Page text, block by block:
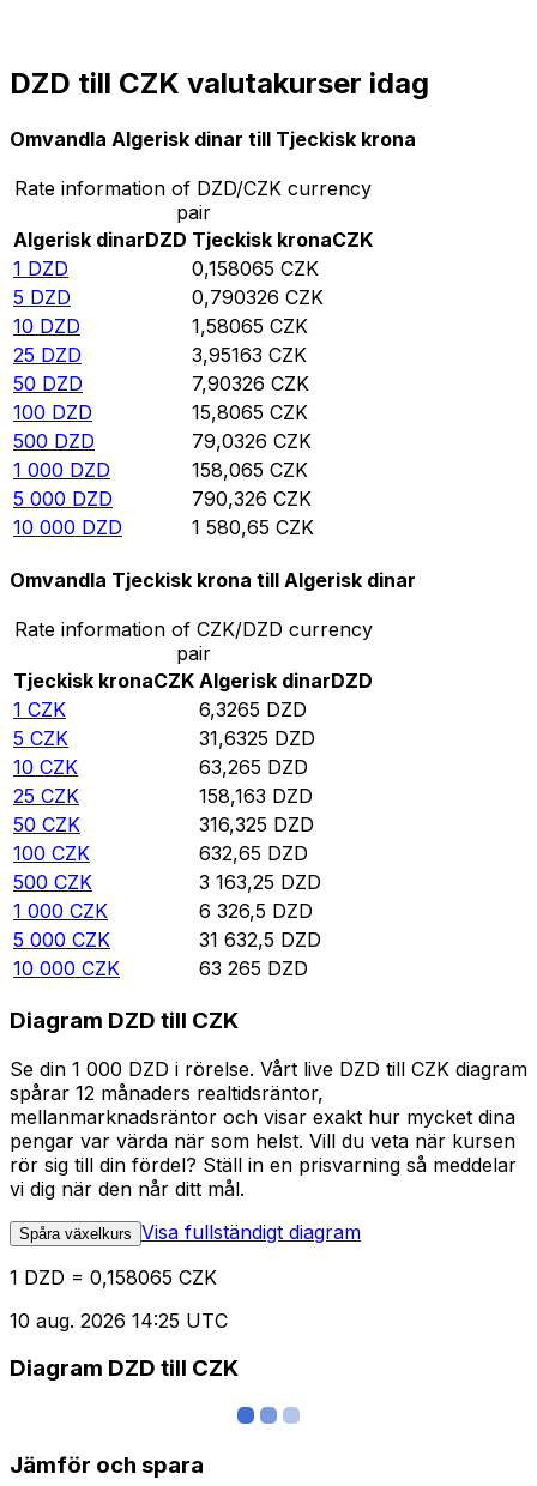
DZD till CZK valutakurser idag
Omvandla Algerisk dinar till Tjeckisk krona
Rate information of DZD/CZK currency
pair
Algerisk dinarDZD Tjeckisk kronaCZK
1 DZD 0,158065 CZK
5 DZD 0,790326 CZK
10 DZD 1,58065 CZK
25 DZD 3,95163 CZK
50 DZD 7,90326 CZK
100 DZD 15,8065 CZK
500 DZD 79,0326 CZK
1 000 DZD 158,065 CZK
5 000 DZD 790,326 CZK
10 000 DZD 1 580,65 CZK
Omvandla Tjeckisk krona till Algerisk dinar
Rate information of CZK/DZD currency
pair
Tjeckisk kronaCZK Algerisk dinarDZD
1 CZK 6,3265 DZD
5 CZK 31,6325 DZD
10 CZK 63,265 DZD
25 CZK 158,163 DZD
50 CZK 316,325 DZD
100 CZK 632,65 DZD
500 CZK 3 163,25 DZD
1 000 CZK 6 326,5 DZD
5 000 CZK 31 632,5 DZD
10 000 CZK 63 265 DZD
Diagram DZD till CZK
Se din 1 000 DZD i rörelse. Vårt live DZD till CZK diagram
spårar 12 månaders realtidsräntor,
mellanmarknadsräntor och visar exakt hur mycket dina
pengar var värda när som helst. Vill du veta när kursen
rör sig till din fördel? Ställ in en prisvarning så meddelar
vi dig när den når ditt mål.
Spåra växelkurs Visa fullständigt diagram
1 DZD = 0,158065 CZK
10 aug. 2026 14:25 UTC
Diagram DZD till CZK
Jämför och spara